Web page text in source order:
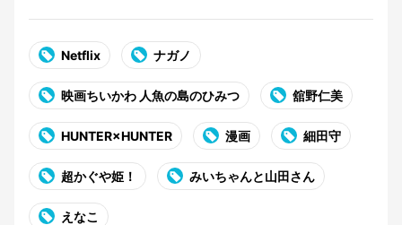
Netflix ナガノ
映画ちいかわ 人魚の島のひみつ 舘野仁美
HUNTER×HUNTER 漫画 細田守
超かぐや姫！ みいちゃんと山田さん
えなこ